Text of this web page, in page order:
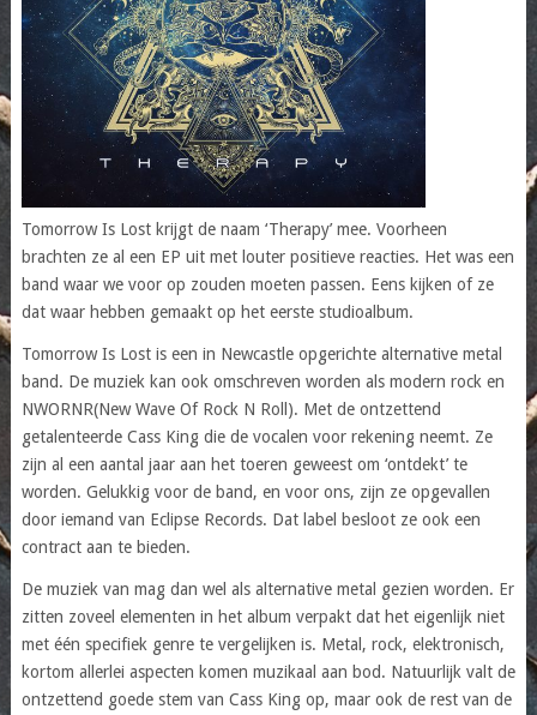
Tomorrow Is Lost krijgt de naam ‘Therapy’ mee. Voorheen
brachten ze al een EP uit met louter positieve reacties. Het was een
band waar we voor op zouden moeten passen. Eens kijken of ze
dat waar hebben gemaakt op het eerste studioalbum.
Tomorrow Is Lost is een in Newcastle opgerichte alternative metal
band. De muziek kan ook omschreven worden als modern rock en
NWORNR(New Wave Of Rock N Roll). Met de ontzettend
getalenteerde Cass King die de vocalen voor rekening neemt. Ze
zijn al een aantal jaar aan het toeren geweest om ‘ontdekt’ te
worden. Gelukkig voor de band, en voor ons, zijn ze opgevallen
door iemand van Eclipse Records. Dat label besloot ze ook een
contract aan te bieden.
De muziek van mag dan wel als alternative metal gezien worden. Er
zitten zoveel elementen in het album verpakt dat het eigenlijk niet
met één specifiek genre te vergelijken is. Metal, rock, elektronisch,
kortom allerlei aspecten komen muzikaal aan bod. Natuurlijk valt de
ontzettend goede stem van Cass King op, maar ook de rest van de